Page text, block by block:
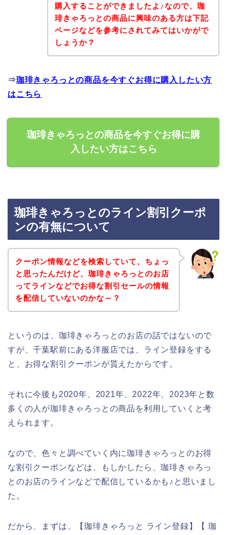
購入することができましたよ♪なので、珈
琲きゃろっとの商品に興味のある方は下記
ページなどを参考にされてみてはいかがで
しょうか？
⇒珈琲きゃろっとの商品を今すぐお得に購入したい方
はこちら
珈琲きゃろっとの商品を今すぐお得に購
入したい方はこちら
珈琲きゃろっとのライン割引クーポ
ンの有無について
クーポン情報などを検索していて、ちょっ
と思ったんだけど、珈琲きゃろっとのお店
ってラインなどでお得な割引セールの情報
を配信していないのかな～？
というのは、珈琲きゃろっとのお店の話ではないので
すが、千葉駅前にある洋服店では、ライン登録をする
と、お得な割引クーポンが貰えたからです。
それに今後も2020年、2021年、2022年、2023年と数
多くの人が珈琲きゃろっとの商品を利用していくと考
えられます。
なので、色々と調べていく内に珈琲きゃろっとのお得
な割引クーポンなどは、もしかしたら、珈琲きゃろっ
とのお店のラインなどで配信しているかも♪と思いまし
た。
だから、まずは、【珈琲きゃろっと ライン登録】【 珈